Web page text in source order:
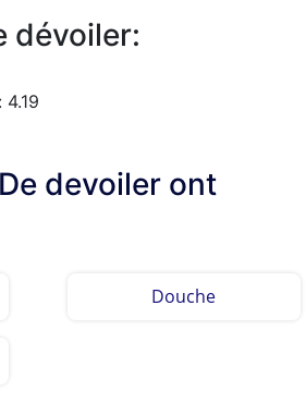
dévoiler:
devoiler ont
Douche